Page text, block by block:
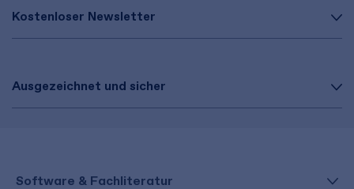
Kostenloser Newsletter
Ausgezeichnet und sicher
Software & Fachliteratur